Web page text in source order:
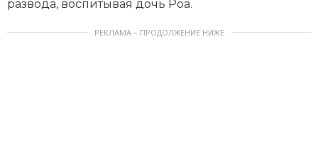
развода, воспитывая дочь Роа.
РЕКЛАМА – ПРОДОЛЖЕНИЕ НИЖЕ